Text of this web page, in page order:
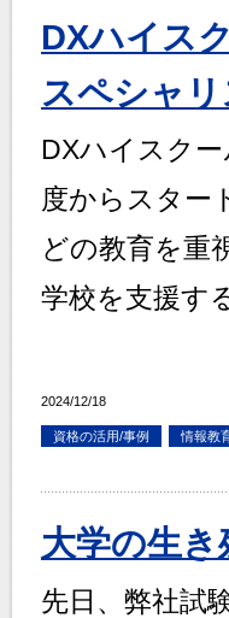
DXハイス
スペシャ
DXハイスク
度からスター
どの教育を重
学校を支援す
2024/12/18
資格の活用/事例 情報教
大学の生き
先日、弊社試